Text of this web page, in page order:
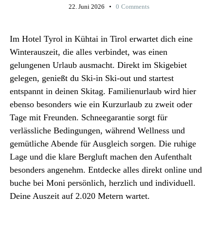
22. Juni 2026 0 Comments
Im Hotel Tyrol in Kühtai in Tirol erwartet dich eine
Winterauszeit, die alles verbindet, was einen
gelungenen Urlaub ausmacht. Direkt im Skigebiet
gelegen, genießt du Ski-in Ski-out und startest
entspannt in deinen Skitag. Familienurlaub wird hier
ebenso besonders wie ein Kurzurlaub zu zweit oder
Tage mit Freunden. Schneegarantie sorgt für
verlässliche Bedingungen, während Wellness und
gemütliche Abende für Ausgleich sorgen. Die ruhige
Lage und die klare Bergluft machen den Aufenthalt
besonders angenehm. Entdecke alles direkt online und
buche bei Moni persönlich, herzlich und individuell.
Deine Auszeit auf 2.020 Metern wartet.